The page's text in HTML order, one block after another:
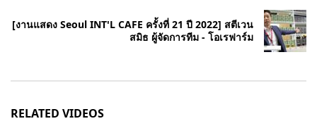
[งานแสดง Seoul INT'L CAFE ครั้งที่ 21 ปี 2022] สตีเวน
สมิธ ผู้จัดการทีม - โอเรฟาร์ม
RELATED VIDEOS